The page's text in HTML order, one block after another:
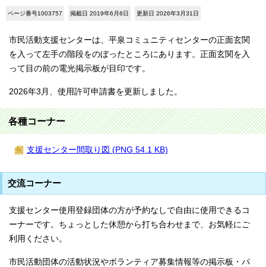
ページ番号1003757 掲載日 2019年6月6日 更新日 2026年3月31日
市民活動支援センターは、平泉コミュニティセンターの正面玄関
を入って左手の階段をのぼったところにあります。正面玄関を入
って目の前の電光掲示板が目印です。
2026年3月、使用許可申請書を更新しました。
各種コーナー
支援センター間取り図 (PNG 54.1 KB)
交流コーナー
支援センター使用登録団体の方が予約なしで自由に使用できるコ
ーナーです。ちょっとした休憩から打ち合わせまで、お気軽にご
利用ください。
市民活動団体の活動状況やボランティア募集情報等の掲示板・パ